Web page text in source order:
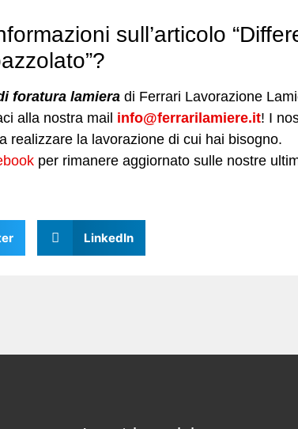
sull’articolo
foratura lamiera di Ferrari Lavorazione
alla nostra mail info@ferrarilamiere.it! I
realizzare la lavorazione di cui hai bisogno.
per rimanere aggiornato sulle nostre
LinkedIn